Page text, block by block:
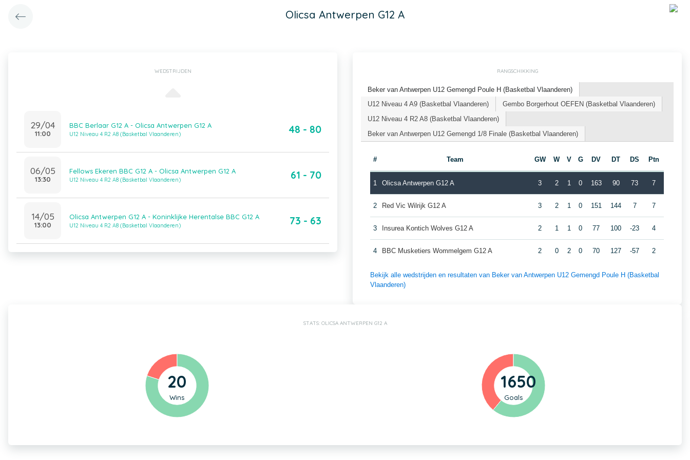
Olicsa Antwerpen G12 A
WEDSTRIJDEN
29/04
11:00
BBC Berlaar G12 A - Olicsa Antwerpen G12 A
U12 Niveau 4 R2 A8 (Basketbal Vlaanderen) 48 - 80
06/05
13:30
Fellows Ekeren BBC G12 A - Olicsa Antwerpen G12 A
U12 Niveau 4 R2 A8 (Basketbal Vlaanderen) 61 - 70
14/05
13:00
Olicsa Antwerpen G12 A - Koninklijke Herentalse BBC G12 A
U12 Niveau 4 R2 A8 (Basketbal Vlaanderen) 73 - 63
RANGSCHIKKING
Beker van Antwerpen U12 Gemengd Poule H (Basketbal Vlaanderen)
U12 Niveau 4 A9 (Basketbal Vlaanderen)
Gembo Borgerhout OEFEN (Basketbal Vlaanderen)
U12 Niveau 4 R2 A8 (Basketbal Vlaanderen)
Beker van Antwerpen U12 Gemengd 1/8 Finale (Basketbal Vlaanderen)
# Team GW W V G DV DT DS Ptn
1 Olicsa Antwerpen G12 A 3 2 1 0 163 90 73 7
2 Red Vic Wilrijk G12 A 3 2 1 0 151 144 7 7
3 Insurea Kontich Wolves G12 A 2 1 1 0 77 100 -23 4
4 BBC Musketiers Wommelgem G12 A 2 0 2 0 70 127 -57 2
Bekijk alle wedstrijden en resultaten van Beker van Antwerpen U12 Gemengd Poule H (Basketbal
Vlaanderen)
STATS: OLICSA ANTWERPEN G12 A
20
Wins
1650
Goals